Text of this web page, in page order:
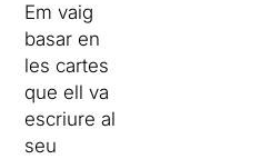
Em vaig
basar en
les cartes
que ell va
escriure al
seu